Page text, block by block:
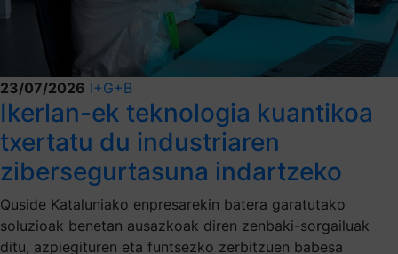
23/07/2026 I+G+B
Ikerlan-ek teknologia kuantikoa
txertatu du industriaren
zibersegurtasuna indartzeko
Quside Kataluniako enpresarekin batera garatutako
soluzioak benetan ausazkoak diren zenbaki-sorgailuak
ditu, azpiegituren eta funtsezko zerbitzuen babesa